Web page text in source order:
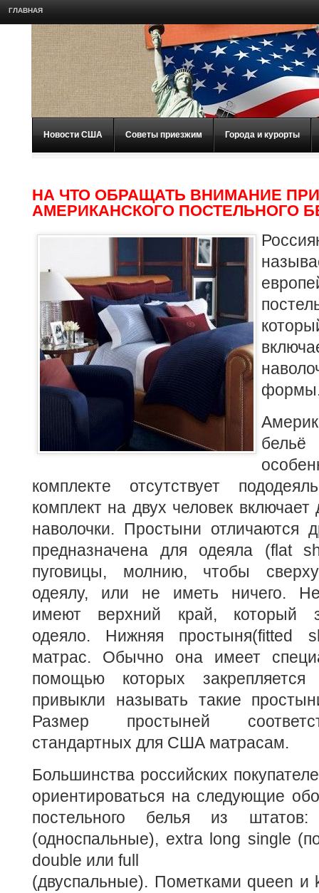
ГЛАВНАЯ
Новости США Советы приезжим Города и курорты
НА ЧТО ОБРАЩАТЬ ВНИМАНИЕ
АМЕРИКАНСКОГО ПОСТЕЛЬНОГО
комплекте отсутствует
комплект на двух человек
наволочки. Простыни отличаются
предназначена для одеяла (flat
пуговицы, молнию, чтобы
одеялу, или не иметь ничего.
имеют верхний край, который
одеяло. Нижняя простыня(fitted
матрас. Обычно она имеет
помощью которых
привыкли называть такие
Размер простыней
стандартных для США матрасам.
Большинства российских
ориентироваться на следующие
постельного белья из
(односпальные), extra long single
double или full
(двуспальные). Пометками queen и